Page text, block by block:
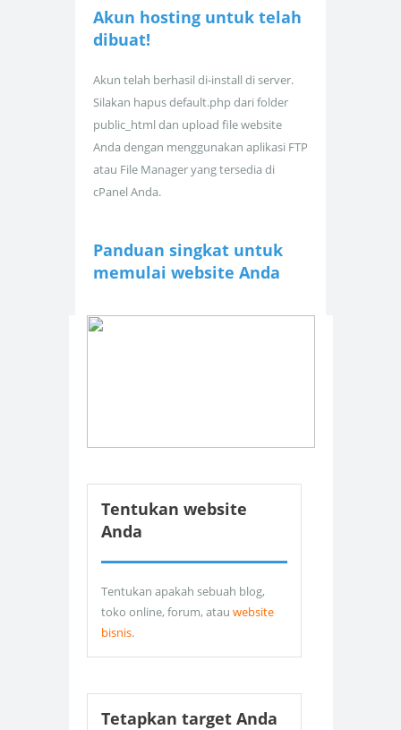
Akun hosting untuk telah
dibuat!
Akun telah berhasil di-install di server.
Silakan hapus default.php dari folder
public_html dan upload file website
Anda dengan menggunakan aplikasi FTP
atau File Manager yang tersedia di
cPanel Anda.
Panduan singkat untuk
memulai website Anda
Tentukan website
Anda
Tentukan apakah sebuah blog,
toko online, forum, atau website
bisnis.
Tetapkan target Anda